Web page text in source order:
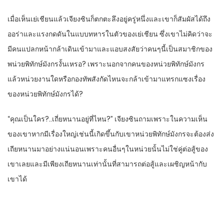
เมื่อเห็นเย่เชียนแล้วเจียงซินก็ตกตะลึงอยู่ครู่หนึ่งและเขาก็สัมผัสได้ถึง
ออร่าและแรงกดดันในแบบทหารในตัวของเย่เชียน ซึ่งเขาไม่คิดว่าจะ
มีคนแปลกหน้ากล้าเดินเข้ามาและแอบสงสัยว่าคนๆนี้เป็นสมาชิกของ
พน่วยพิทักษ์มังกรงั้นเหรอ? เพราะนอกจากคนของหน่วยพิทักษ์มังกร
แล้วหน่วยงานใดหรือกองทัพสังกัดไหนจะกล้าเข้ามาแทรกแซงเรื่อง
ของหน่วยพิทักษ์มังกรได้?
“คุณเป็นใคร?..เถี่ยหนานอยู่ที่ไหน?” เจียงซินถามเพราะในความเห็น
ของเขาหากมีเรื่องใหญ่เช่นนี้เกิดขึ้นกับเขาหน่วยพิทักษ์มังกรจะต้องส่ง
เถียหนานมาอย่างแน่นอนเพราะคนอื่นๆในหน่วยนั้นไม่ใช่คู่ต่อสู้ของ
เขาเลยและมีเพียงเถียหนานเท่านั้นที่สามารถต่อสู้และเผชิญหน้ากับ
เขาได้